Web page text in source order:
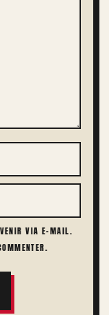
VIA E-MAIL.